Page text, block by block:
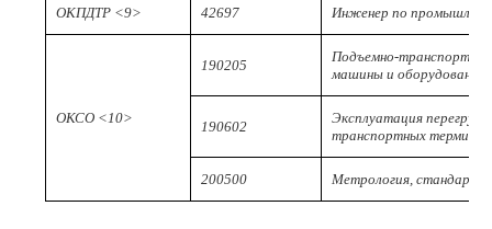
ОКПДТР <9> 42697 Инженер по
ОКСО <10>
190205
Подъемно-
машины и оборудование
190602
Эксплуатация
транспортных
200500 Метрология,